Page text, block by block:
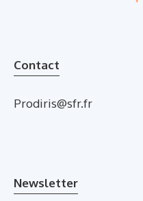
Contact
Prodiris@sfr.fr
Newsletter